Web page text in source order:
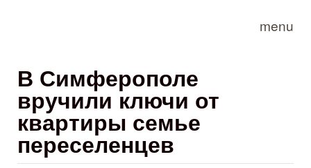
menu
В Симферополе
вручили ключи от
квартиры семье
переселенцев